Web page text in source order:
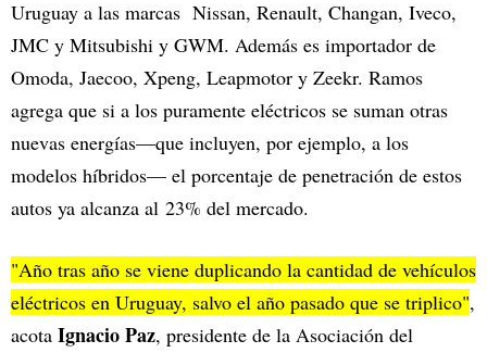
Uruguay a las marcas Nissan, Renault, Changan, Iveco,
JMC y Mitsubishi y GWM. Además es importador de
Omoda, Jaecoo, Xpeng, Leapmotor y Zeekr. Ramos
agrega que si a los puramente eléctricos se suman otras
nuevas energías—que incluyen, por ejemplo, a los
modelos híbridos— el porcentaje de penetración de estos
autos ya alcanza al 23% del mercado.
"Año tras año se viene duplicando la cantidad de vehículos
eléctricos en Uruguay, salvo el año pasado que se triplico",
acota Ignacio Paz, presidente de la Asociación del